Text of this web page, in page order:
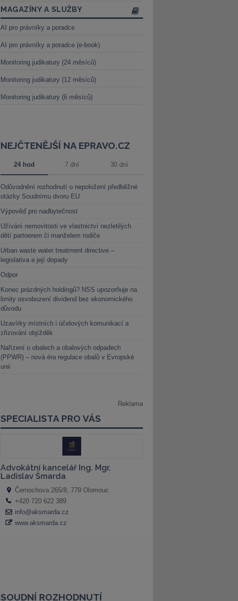
MAGAZÍNY A SLUŽBY
AI pro právníky a poradce
AI pro právníky a poradce (e-book)
Monitoring judikatury (24 měsíců)
Monitoring judikatury (12 měsíců)
Monitoring judikatury (6 měsíců)
NEJČTENĚJŠÍ NA EPRAVO.CZ
24 hod 7 dní 30 dní
Odůvodnění rozhodnutí o nepoložení předběžné
otázky Soudnímu dvoru EU
Výpověď pro nadbytečnost
Užívání nemovitosti ve vlastnictví nezletilých
dětí partnerem či manželem rodiče
Urban waste water treatment directive –
legislativa a její dopady
Odpor
Konec prázdných holdingů? NSS upozorňuje na
limity osvobození dividend bez ekonomického
důvodu
Uzavírky místních i účelových komunikací a
zřizování objížděk
Nařízení o obalech a obalových odpadech
(PPWR) – nová éra regulace obalů v Evropské
unii
SOUDNÍ ROZHODNUTÍ